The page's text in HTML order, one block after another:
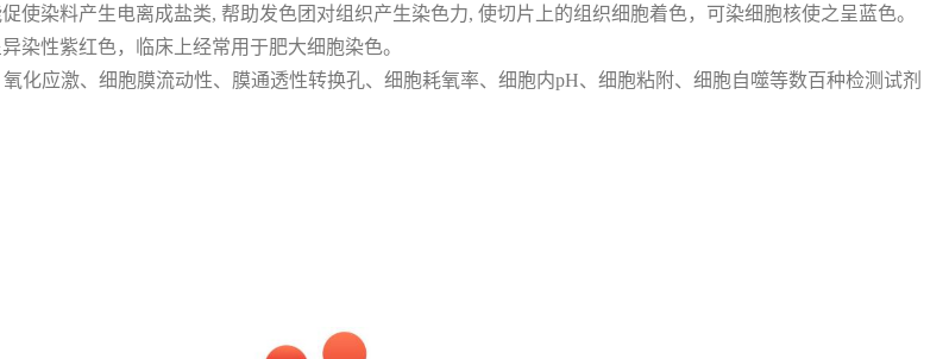
染料产生电离成盐类, 帮助发色团对组织产生染色力, 使切片上的组织细胞着色，可染细胞核使之呈蓝色。
染性紫红色，临床上经常用于肥大细胞染色。
化应激、细胞膜流动性、膜通透性转换孔、细胞耗氧率、细胞内pH、细胞粘附、细胞自噬等数百种检测试剂